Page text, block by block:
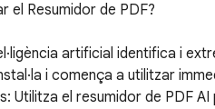
el Resumidor de PDF?
artificial identifica i
i comença a utilitzar
Utilitza el resumidor de PDF